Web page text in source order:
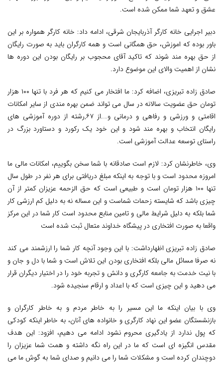
عشق و تعهد شما ممکن شده است.
دبیر اجرایی خانه کارگر آذربایجان شرقی، ادامه داد: خانه کارگر همواره بر این
باور بوده که اموزش، حق همگانی است و همه کارگران باید به صورت رایگان
از حق بهره مند شوند که تاکید آقای محجوب بر رایگان بودن این دوره ها
نشان از اهمیت والای این موضوع دارد.
صادق زاده تبریزی، اضافه کرد: ما افتخار می کنیم که هر فرد با تنها ۱۰۰ هزار
تومان حق عضویت سالانه در سال می تواند ضمن بهره مندی از سایر امکانات
اقامتی و ورزشی و رفاهی و درمانی و….از ۶۷,رشته از دوره آموزشی های
رایگان انتخاب و بهره مند شود و این خود یک رکورد و دستاورد بزرگ در
راستای توسعه عدالت آموزشی است.
وی، خاطرنشان کرد: لازم است صادقانه با شما سخن بگوییم، امکانات مالی ما
امروزه محدود است و با توجه به اینکه مبلغ دریافتی برای هر نفر در طول سال
تنها ۱۰۰ هزار تومان است و طبیعی است که حق الزحمه عزیزان کمتر از آن
چیزی باشد که شایسته زحمات شماست و این مساله نه به دلیل کم ارزشی کار
شما بلکه به دلیل شرایط مالی و تامین منابع محدود است کار شما در این مرکز
واقعا به صورت افتخاری در پیشگاه خداوند متعال ثبت شده است
صادق زاده تبریزی اظهارداشت: با این وجود آنچه کار شما را ارزشمند می کند
نه صرفا مسائل مالی بلکه افتخاری بودن این تلاش است و شما با دل و جان و
با نیت خدمت به جامعه کارگری و دانش و تجربه خود را در اختیار دیگران قرار
می دهید و این چیزی است که با اعداد و ارقام سنجیده شود.
وی با بیان اینکه ما این مسیر را به خاطر مردم و به خاطر کارگران و
بازنشستگان عضو این نهاد کارگری و خانواده های آنان، به خاطر اینکه کودکی
که پول ندارد از یادگیری محروم نشود ادامه می دهیم، افزود: این هدف
مقدس انگیزه ای است که ما در این راه نگه داشته و همت شما عزیزان را
دوچندان کرده است و مشکلات شما را می دانیم و صدای شما به گوش ما می